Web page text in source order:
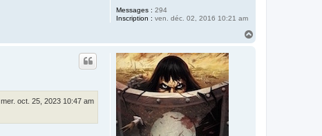
Messages : 294
Inscription : ven. déc. 02, 2016 10:21 am
mer. oct. 25, 2023 10:47 am